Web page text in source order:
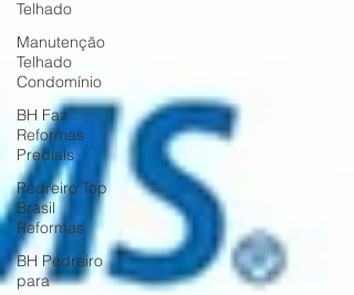
Telhado
Manutenção
Telhado
Condomínio
BH Faz
Reformas
Prediais
Pedreiro Top
Brasil
Reformas
BH Pedreiro
para